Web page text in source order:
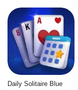
Daily Solitaire Blue